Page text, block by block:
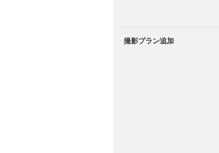
撮影プラン追加